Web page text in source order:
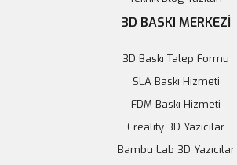
3D BASKI MERKEZİ
3D Baskı Talep Formu
SLA Baskı Hizmeti
FDM Baskı Hizmeti
Creality 3D Yazıcılar
Bambu Lab 3D Yazıcılar